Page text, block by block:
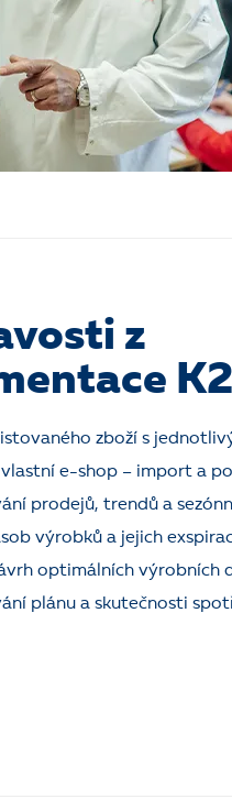
z
zboží s
vlastní e-shop – import a
prodejů, trendů a
výrobků a jejich
optimálních výrobních
plánu a skutečnosti